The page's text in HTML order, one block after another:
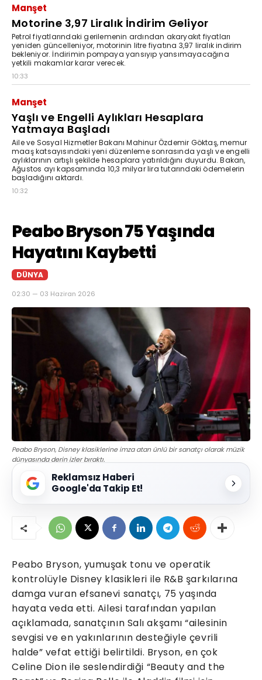
Manşet
Motorine 3,97 Liralık İndirim Geliyor
Petrol fiyatlarındaki gerilemenin ardından akaryakıt fiyatları
yeniden güncelleniyor, motorinin litre fiyatına 3,97 liralık indirim
bekleniyor. İndirimin pompaya yansıyıp yansımayacağına
yetkili makamlar karar verecek.
10:33
Manşet
Yaşlı ve Engelli Aylıkları Hesaplara
Yatmaya Başladı
Aile ve Sosyal Hizmetler Bakanı Mahinur Özdemir Göktaş, memur
maaş katsayısındaki yeni düzenleme sonrasında yaşlı ve engelli
aylıklarının artışlı şekilde hesaplara yatırıldığını duyurdu. Bakan,
Ağustos ayı kapsamında 10,3 milyar lira tutarındaki ödemelerin
başladığını aktardı.
10:32